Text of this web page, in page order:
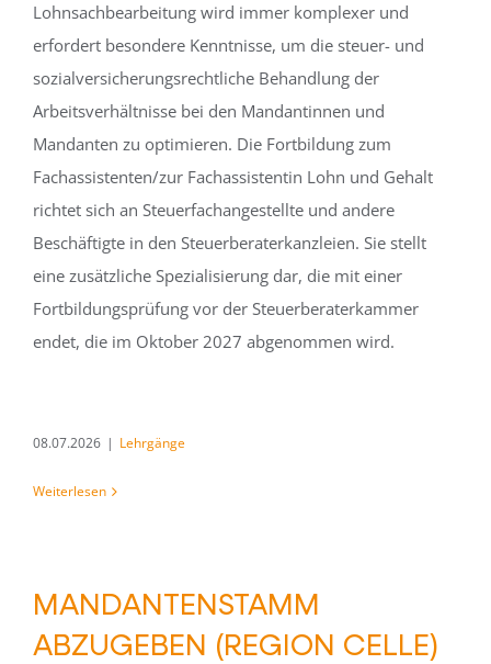
Lohnsachbearbeitung wird immer komplexer und
erfordert besondere Kenntnisse, um die steuer- und
sozialversicherungsrechtliche Behandlung der
Arbeitsverhältnisse bei den Mandantinnen und
Mandanten zu optimieren. Die Fortbildung zum
Fachassistenten/zur Fachassistentin Lohn und Gehalt
richtet sich an Steuerfachangestellte und andere
Beschäftigte in den Steuerberaterkanzleien. Sie stellt
eine zusätzliche Spezialisierung dar, die mit einer
Fortbildungsprüfung vor der Steuerberaterkammer
endet, die im Oktober 2027 abgenommen wird.
08.07.2026 | Lehrgänge
Weiterlesen
MANDANTENSTAMM
ABZUGEBEN (REGION CELLE)